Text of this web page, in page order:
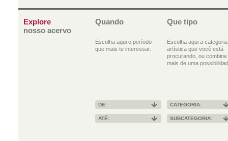
Explore
nosso acervo
Quando
Escolha aqui o período
que mais te interessar.
Que tipo
Escolha aqui a categoria
artística que você está
procurando, ou combine
mais de uma
DE:
ATÉ:
CATEGORIA:
SUBCATEGORIA: